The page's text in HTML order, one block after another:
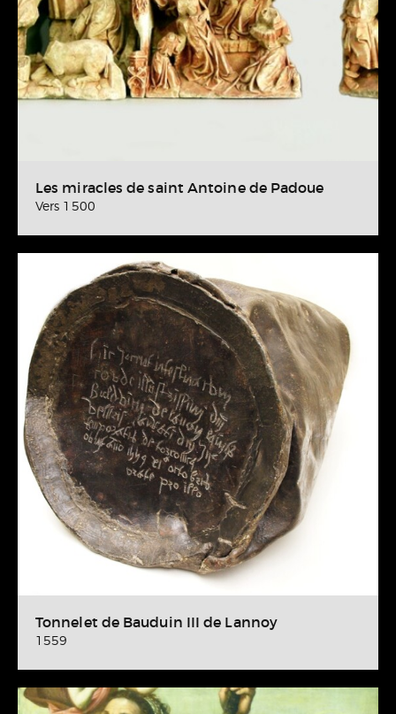
Les miracles de saint Antoine de Padoue
Vers 1500
Tonnelet de Bauduin III de Lannoy
1559